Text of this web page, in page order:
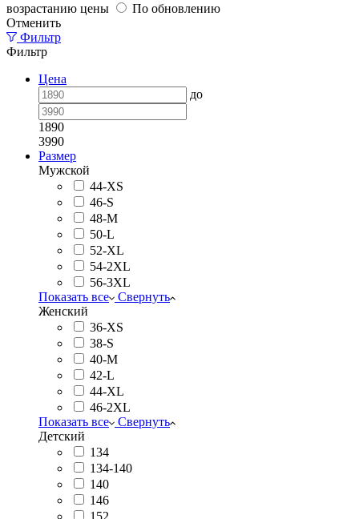
возрастанию цены
По обновлению
Отменить
Фильтр
Фильтр
Цена
до
1890
3990
Размер
Мужской
44-XS
46-S
48-M
50-L
52-XL
54-2XL
56-3XL
Показать все
Свернуть
Женский
36-XS
38-S
40-M
42-L
44-XL
46-2XL
Показать все
Свернуть
Детский
134
134-140
140
146
152